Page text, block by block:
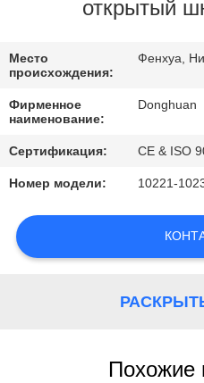
КАЧЕСТВО
СВЯЗАТЬСЯ
С
НАМИ
СПРОСИТЕ
ЦИТАТУ
открытый
Место
происхождения:
Фенхуа,
Фирменное
наименование:
Donghuan
Сертификация: CE & ISO
Номер модели: 10221-
Похожие